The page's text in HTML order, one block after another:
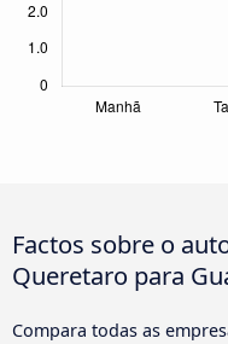
Factos sobre o
Queretaro para
Compara todas as